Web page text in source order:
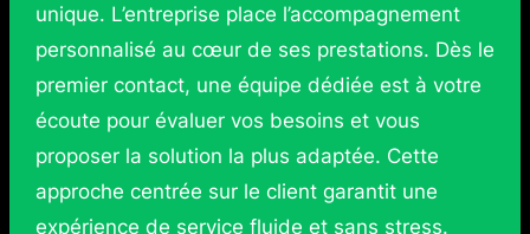
unique. L’entreprise place l’accompagnement
personnalisé au cœur de ses prestations. Dès le
premier contact, une équipe dédiée est à votre
écoute pour évaluer vos besoins et vous
proposer la solution la plus adaptée. Cette
approche centrée sur le client garantit une
expérience de service fluide et sans stress.